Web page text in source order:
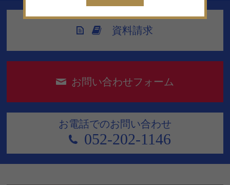
資料請求
お問い合わせフォーム
お電話でのお問い合わせ
052-202-1146